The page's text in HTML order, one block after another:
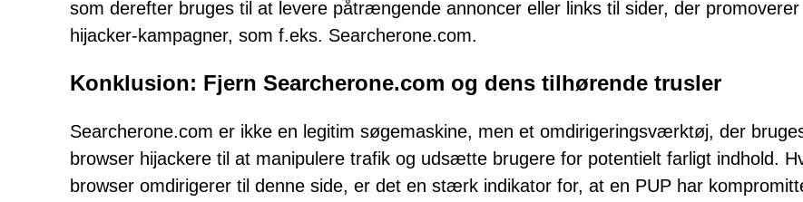
som derefter bruges til at levere påtrængende annoncer eller links til sider, der promoverer
hijacker-kampagner, som f.eks. Searcherone.com.
Konklusion: Fjern Searcherone.com og dens tilhørende trusler
Searcherone.com er ikke en legitim søgemaskine, men et omdirigeringsværktøj, der
browser hijackere til at manipulere trafik og udsætte brugere for potentielt farligt indhold.
browser omdirigerer til denne side, er det en stærk indikator for, at en PUP har